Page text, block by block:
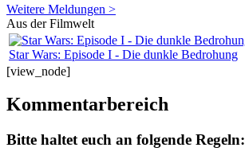
Weitere Meldungen >
Aus der Filmwelt
Star Wars: Episode I - Die dunkle Bedrohung
[view_node]
Kommentarbereich
Bitte haltet euch an folgende Regeln: